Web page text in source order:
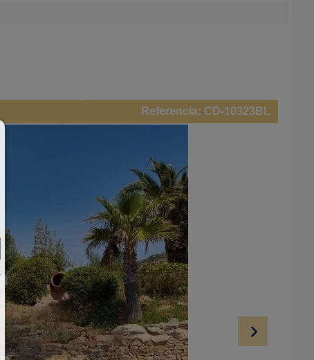
Referencia: CD-10323BL
Para continuar,debe hacer una selección de cookies. A
encontrará una explicación de las diferentes opciones y
significado.
permitir todo:
Cualquier cookie,como cookies de seguimiento y análisis y
de terceros.
permitir selección:
Solo se permite el contenido de terceros o los tipos de
haya marcado en las casillas de verificación.
Rechazar todo:
Solo se permiten cookies técnicamente necesarias y
contenido de terceros.